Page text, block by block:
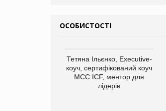
ОСОБИСТОСТІ
Тетяна Ільєнко, Executive-
коуч, сертифікований коуч
МСС ICF, ментор для
лідерів